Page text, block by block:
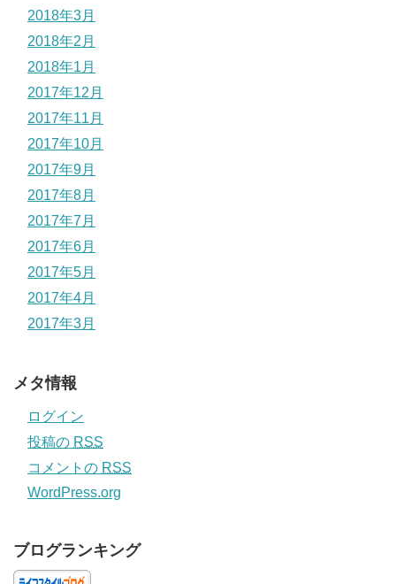
2018年3月
2018年2月
2018年1月
2017年12月
2017年11月
2017年10月
2017年9月
2017年8月
2017年7月
2017年6月
2017年5月
2017年4月
2017年3月
メタ情報
ログイン
投稿の RSS
コメントの RSS
WordPress.org
ブログランキング